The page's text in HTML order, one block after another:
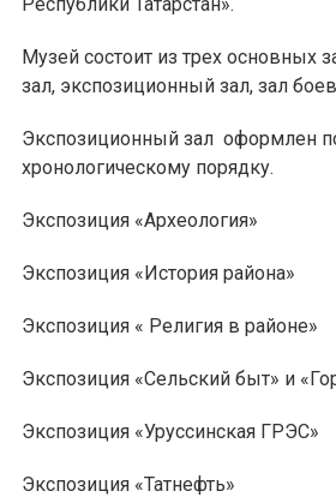
Музей состоит из трех основных
зал, экспозиционный зал, зал
Экспозиционный зал оформлен
хронологическому порядку.
Экспозиция «Археология»
Экспозиция «История района»
Экспозиция « Религия в районе»
Экспозиция «Сельский быт» и
Экспозиция «Уруссинская ГРЭС»
Экспозиция «Татнефть»